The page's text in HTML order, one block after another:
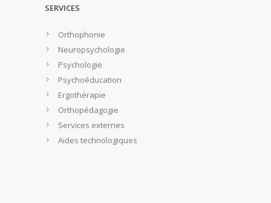
SERVICES
Orthophonie
Neuropsychologie
Psychologie
Psychoéducation
Ergothérapie
Orthopédagogie
Services externes
Aides technologiques